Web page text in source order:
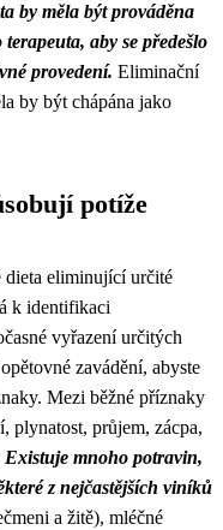
by měla být prováděna
aby se předešlo
provedení. Eliminační
by být chápána jako
potíže
dieta eliminující určité
k identifikaci
vyřazení určitých
zavádění, abyste
Mezi běžné příznaky
plynatost, průjem, zácpa,
Existuje mnoho potravin,
z nejčastějších viníků
a žitě), mléčné